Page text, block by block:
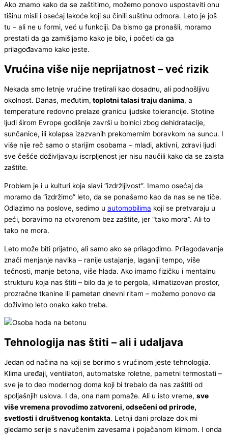
Ako znamo kako da se zaštitimo, možemo ponovo uspostaviti onu
tišinu misli i osećaj lakoće koji su činili suštinu odmora. Leto je još
tu – ali ne u formi, već u funkciji. Da bismo ga pronašli, moramo
prestati da ga zamišljamo kako je bilo, i početi da ga
prilagođavamo kako jeste.
Vrućina više nije neprijatnost – već rizik
Nekada smo letnje vrućine tretirali kao dosadnu, ali podnošljivu
okolnost. Danas, međutim, toplotni talasi traju danima, a
temperature redovno prelaze granicu ljudske tolerancije. Stotine
ljudi širom Evrope godišnje završi u bolnici zbog dehidratacije,
sunčanice, ili kolapsa izazvanih prekomernim boravkom na suncu. I
više nije reč samo o starijim osobama – mladi, aktivni, zdravi ljudi
sve češće doživljavaju iscrpljenost jer nisu naučili kako da se zaista
zaštite.
Problem je i u kulturi koja slavi “izdržljivost”. Imamo osećaj da
moramo da “izdržimo” leto, da se ponašamo kao da nas se ne tiče.
Odlazimo na poslove, sedimo u automobilima koji se pretvaraju u
peći, boravimo na otvorenom bez zaštite, jer “tako mora”. Ali to
tako ne mora.
Leto može biti prijatno, ali samo ako se prilagodimo. Prilagođavanje
znači menjanje navika – ranije ustajanje, laganiji tempo, više
tečnosti, manje betona, više hlada. Ako imamo fizičku i mentalnu
strukturu koja nas štiti – bilo da je to pergola, klimatizovan prostor,
prozračne tkanine ili pametan dnevni ritam – možemo ponovo da
doživimo leto onako kako treba.
Tehnologija nas štiti – ali i udaljava
Jedan od načina na koji se borimo s vrućinom jeste tehnologija.
Klima uređaji, ventilatori, automatske roletne, pametni termostati –
sve je to deo modernog doma koji bi trebalo da nas zaštiti od
spoljašnjih uslova. I da, ona nam pomaže. Ali u isto vreme, sve
više vremena provodimo zatvoreni, odsečeni od prirode,
svetlosti i društvenog kontakta. Letnji dani prolaze dok mi
gledamo serije s navučenim zavesama i pojačanom klimom. I onda